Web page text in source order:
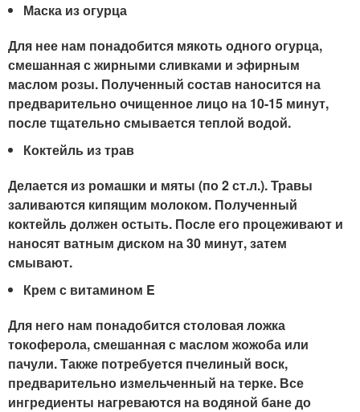
Маска из огурца
Для нее нам понадобится мякоть одного огурца,
смешанная с жирными сливками и эфирным
маслом розы. Полученный состав наносится на
предварительно очищенное лицо на 10-15 минут,
после тщательно смывается теплой водой.
Коктейль из трав
Делается из ромашки и мяты (по 2 ст.л.). Травы
заливаются кипящим молоком. Полученный
коктейль должен остыть. После его процеживают и
наносят ватным диском на 30 минут, затем
смывают.
Крем с витамином E
Для него нам понадобится столовая ложка
токоферола, смешанная с маслом жожоба или
пачули. Также потребуется пчелиный воск,
предварительно измельченный на терке. Все
ингредиенты нагреваются на водяной бане до